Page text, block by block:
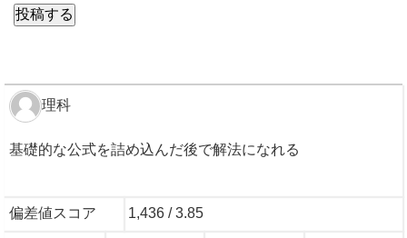
理科
基礎的な公式を詰め込んだ後で解法になれる
偏差値スコア 1,436 / 3.85